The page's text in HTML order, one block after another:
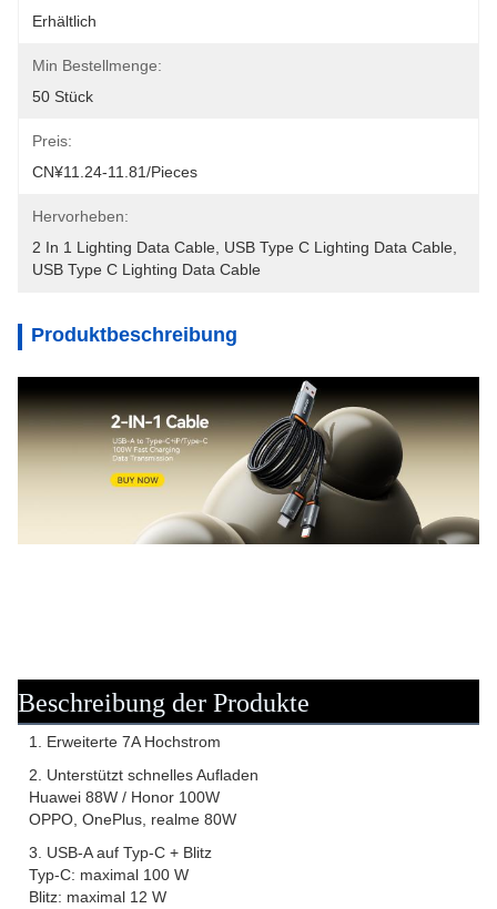
Erhältlich
Min Bestellmenge:
50 Stück
Preis:
CN¥11.24-11.81/pieces
Hervorheben:
2 In 1 Lighting Data Cable USB Type C Lighting Data Cable
USB Type C Lighting Data Cable
Produktbeschreibung
Beschreibung der Produkte
1. Erweiterte 7A Hochstrom
2. Unterstützt schnelles Aufladen
Huawei 88W / Honor 100W
OPPO, OnePlus, realme 80W
3. USB-A auf Typ-C + Blitz
Typ-C: maximal 100 W
Blitz: maximal 12 W